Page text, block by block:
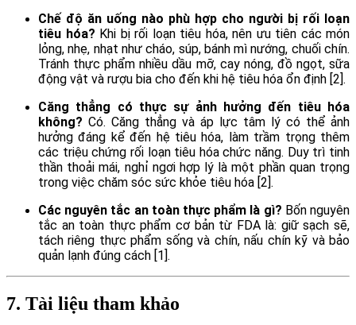
Chế độ ăn uống nào phù hợp cho người bị rối loạn
tiêu hóa? Khi bị rối loạn tiêu hóa, nên ưu tiên các món
lỏng, nhẹ, nhạt như cháo, súp, bánh mì nướng, chuối chín.
Tránh thực phẩm nhiều dầu mỡ, cay nóng, đồ ngọt, sữa
động vật và rượu bia cho đến khi hệ tiêu hóa ổn định [2].
Căng thẳng có thực sự ảnh hưởng đến tiêu hóa
không? Có. Căng thẳng và áp lực tâm lý có thể ảnh
hưởng đáng kể đến hệ tiêu hóa, làm trầm trọng thêm
các triệu chứng rối loạn tiêu hóa chức năng. Duy trì tinh
thần thoải mái, nghỉ ngơi hợp lý là một phần quan trọng
trong việc chăm sóc sức khỏe tiêu hóa [2].
Các nguyên tắc an toàn thực phẩm là gì? Bốn nguyên
tắc an toàn thực phẩm cơ bản từ FDA là: giữ sạch sẽ,
tách riêng thực phẩm sống và chín, nấu chín kỹ và bảo
quản lạnh đúng cách [1].
7. Tài liệu tham khảo